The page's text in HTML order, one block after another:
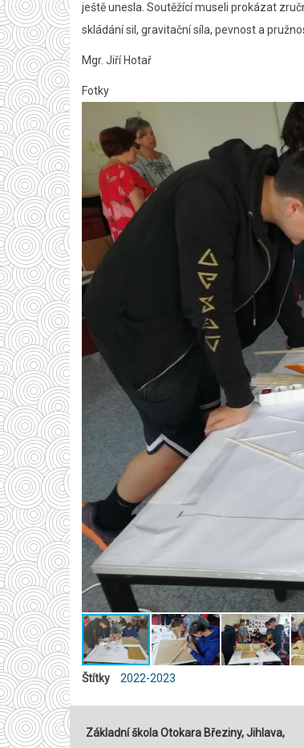
ještě unesla. Soutěžící museli prokázat
skládání sil, gravitační síla, pevnost a
Mgr. Jiří Hotař
Fotky
Štítky 2022-2023
Základní škola Otokara Březiny, Jihlava,